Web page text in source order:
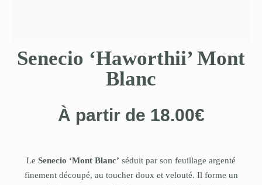
Senecio ‘Haworthii’ Mont
Blanc
À partir de 18.00€
Le Senecio ‘Mont Blanc’ séduit par son feuillage argenté
finement découpé, au toucher doux et velouté. Il forme un